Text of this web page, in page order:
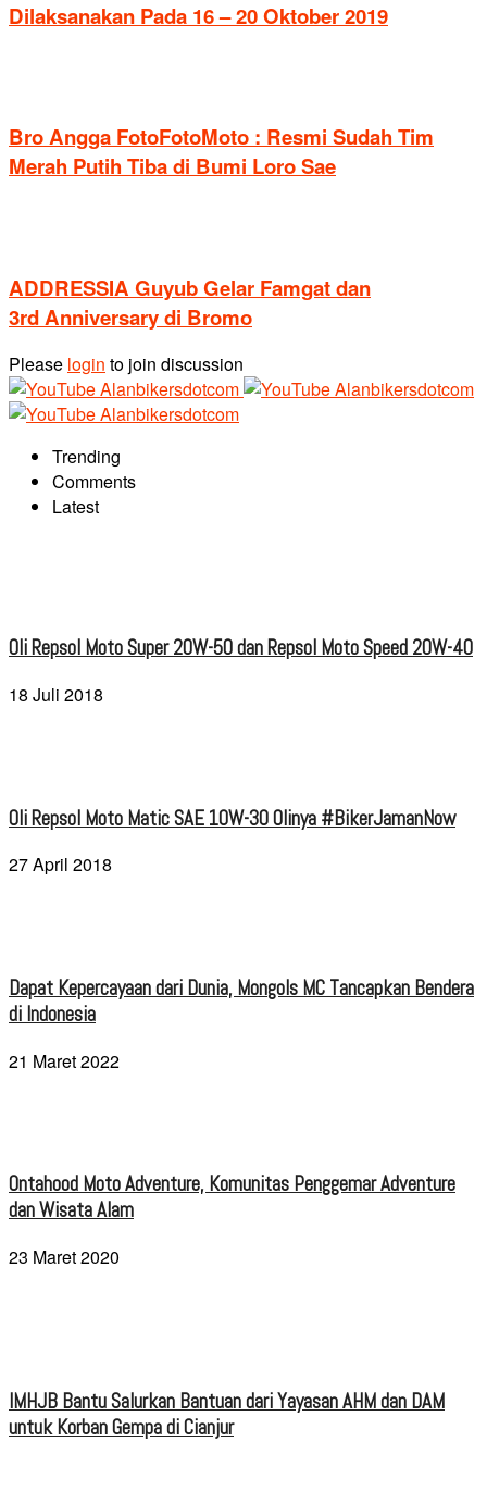
Dilaksanakan Pada 16 – 20 Oktober 2019
Bro Angga FotoFotoMoto : Resmi Sudah Tim
Merah Putih Tiba di Bumi Loro Sae
ADDRESSIA Guyub Gelar Famgat dan
3rd Anniversary di Bromo
Please login to join discussion
Trending
Comments
Latest
Oli Repsol Moto Super 20W-50 dan Repsol Moto Speed 20W-40
18 Juli 2018
Oli Repsol Moto Matic SAE 10W-30 Olinya #BikerJamanNow
27 April 2018
Dapat Kepercayaan dari Dunia, Mongols MC Tancapkan Bendera
di Indonesia
21 Maret 2022
Ontahood Moto Adventure, Komunitas Penggemar Adventure
dan Wisata Alam
23 Maret 2020
IMHJB Bantu Salurkan Bantuan dari Yayasan AHM dan DAM
untuk Korban Gempa di Cianjur